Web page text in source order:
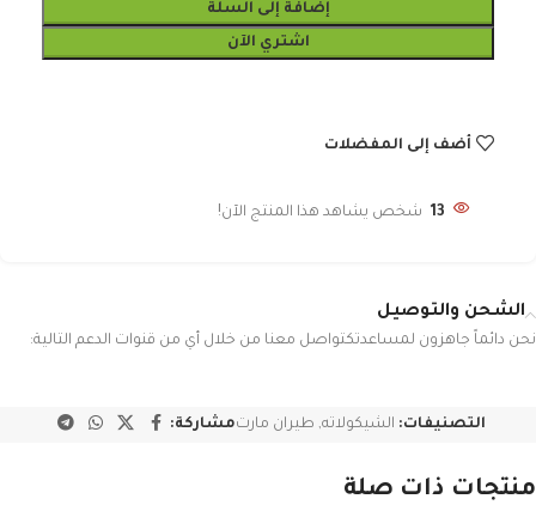
إضافة إلى السلة
اشتري الآن
أضف إلى المفضلات
13 شخص يشاهد هذا المنتج الآن!
الشحن والتوصيل
نحن دائماً جاهزون لمساعدتكتواصل معنا من خلال أي من قنوات الدعم التالية:
التصنيفات: الشيكولاته, طيران مارتمشاركة:
منتجات ذات صلة